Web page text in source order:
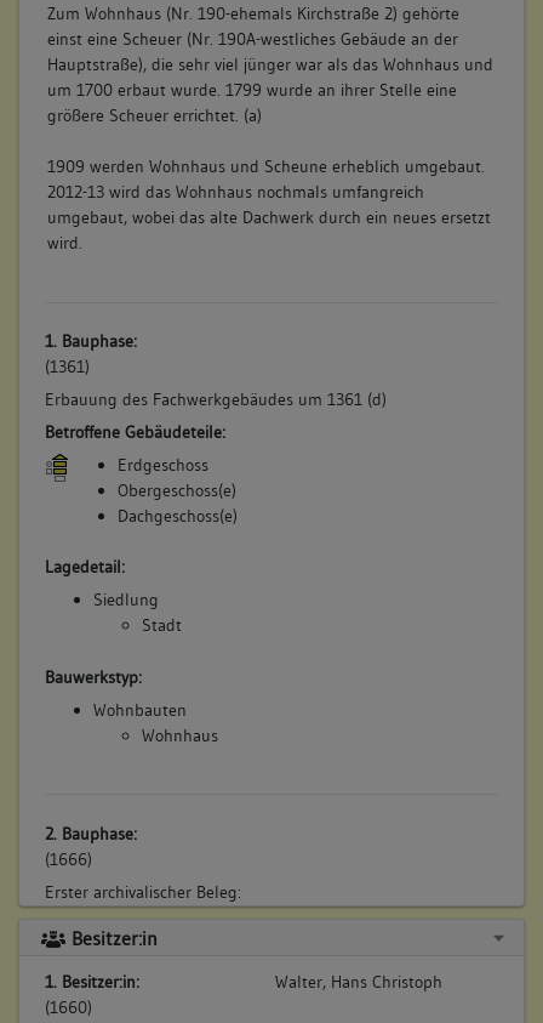
Zum Wohnhaus (Nr. 190-ehemals Kirchstraße 2) gehörte
einst eine Scheuer (Nr. 190A-westliches Gebäude an der
Hauptstraße), die sehr viel jünger war als das Wohnhaus und
um 1700 erbaut wurde. 1799 wurde an ihrer Stelle eine
größere Scheuer errichtet. (a)
1909 werden Wohnhaus und Scheune erheblich umgebaut.
2012-13 wird das Wohnhaus nochmals umfangreich
umgebaut, wobei das alte Dachwerk durch ein neues ersetzt
wird.
1. Bauphase:
(1361)
Erbauung des Fachwerkgebäudes um 1361 (d)
Betroffene Gebäudeteile:
Erdgeschoss
Obergeschoss(e)
Dachgeschoss(e)
Lagedetail:
Siedlung
Stadt
Bauwerkstyp:
Wohnbauten
Wohnhaus
2. Bauphase:
(1666)
Erster archivalischer Beleg:
Georg Allinger besitzt: „Ain Behausung, unden in der Statt,
an Hans Kuentz und Hans Klotzen, zinst der Kellerey jährlich
Als nächster Eigentümer ist Christian Fellger verzeichnet.
Besitzer:in
1. Besitzer:in:
(1660)
Walter, Hans Christoph